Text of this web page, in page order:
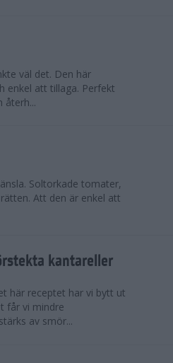
väl det. Den här
enkel att tillaga. Perfekt
återh...
Soltorkade tomater,
Att den är enkel att
kantareller
här receptet har vi bytt ut
får vi mindre
av smör...